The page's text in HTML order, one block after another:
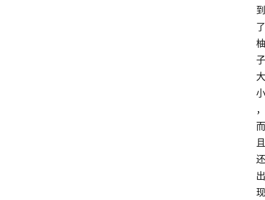
到
了
柚
子
大
小
，
而
且
还
出
现